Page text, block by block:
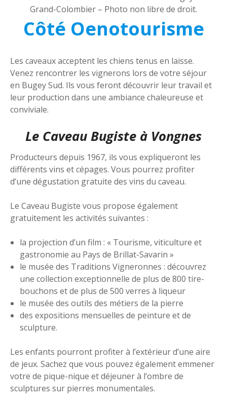
Grand-Colombier – Photo non libre de droit.
Côté Oenotourisme
Les caveaux acceptent les chiens tenus en laisse.
Venez rencontrer les vignerons lors de votre séjour
en Bugey Sud. Ils vous feront découvrir leur travail et
leur production dans une ambiance chaleureuse et
conviviale.
Le Caveau Bugiste à Vongnes
Producteurs depuis 1967, ils vous expliqueront les
différents vins et cépages. Vous pourrez profiter
d’une dégustation gratuite des vins du caveau.
Le Caveau Bugiste vous propose également
gratuitement les activités suivantes :
la projection d’un film : « Tourisme, viticulture et
gastronomie au Pays de Brillat-Savarin »
le musée des Traditions Vigneronnes : découvrez
une collection exceptionnelle de plus de 800 tire-
bouchons et de plus de 500 verres à liqueur
le musée des outils des métiers de la pierre
des expositions mensuelles de peinture et de
sculpture.
Les enfants pourront profiter à l’extérieur d’une aire
de jeux. Sachez que vous pouvez également emmener
votre de pique-nique et déjeuner à l’ombre de
sculptures sur pierres monumentales.